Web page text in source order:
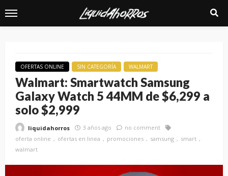
OFERTAS ONLINE SIN CATEGORÍA WALMART
Walmart: Smartwatch Samsung
Galaxy Watch 5 44MM de $6,299 a
solo $2,999
liquidahorros 3 años ago
no comment
oferta online
ofertas en linea promociones samsung
smart
walmart